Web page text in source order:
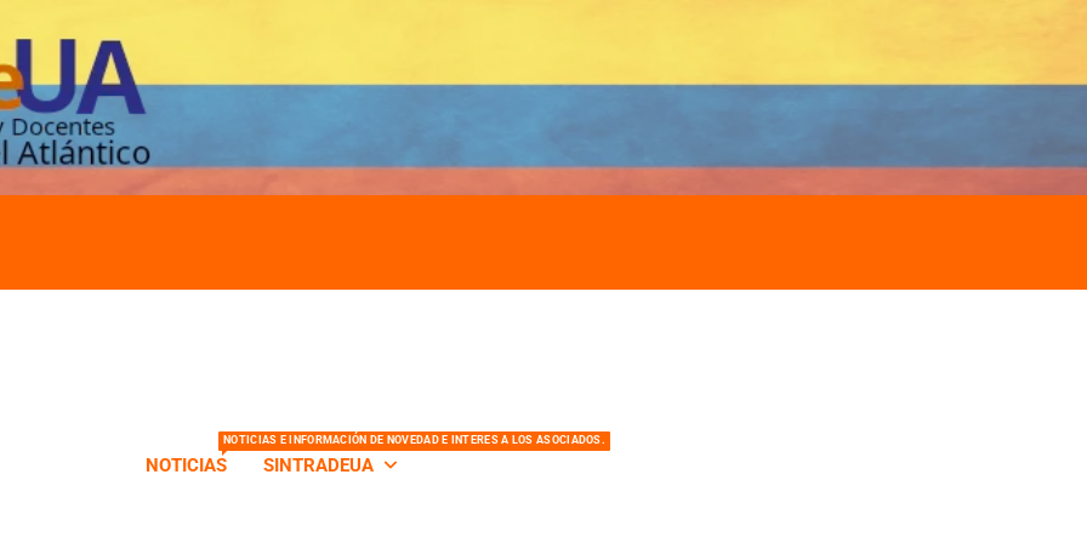
NOTICIAS
NOTICIAS E INFORMACIÓN DE NOVEDAD E INTERES A LOS ASOCIADOS.
SINTRADEUA